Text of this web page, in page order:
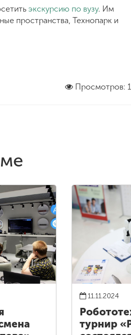
экскурсию по вузу. Им
пространства, Технопарк и
Просмотров:
11.11.2024
турнир